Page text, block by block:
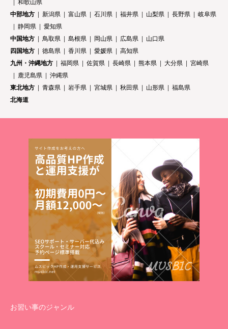
和歌山県
中部地方
新潟県 富山県 石川県 福井県 山梨県 長野県
岐阜県
静岡県
愛知県
中国地方
鳥取県 島根県 岡山県 広島県
山口県
四国地方
徳島県 香川県 愛媛県
高知県
九州・沖縄地方
福岡県 佐賀県 長崎県 熊本県 大分県
宮崎県
鹿児島県
沖縄県
東北地方
青森県 岩手県 宮城県 秋田県 山形県
福島県
北海道
お習い事のジャンル